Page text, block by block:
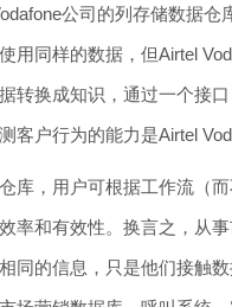
公司的列存储数据
用同样的数据，但Airtel
转换成知识，通过一个接
客户行为的能力是Airtel
库，用户可根据工作流（
率和有效性。换言之，从
同的信息，只是他们接触